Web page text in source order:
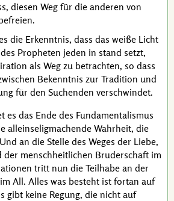
diesen Weg für die anderen von
die Erkenntnis, dass das weiße Licht
Propheten jeden in stand setzt,
als Weg zu betrachten, so dass
Bekenntnis zur Tradition und
für den Suchenden verschwindet.
es das Ende des Fundamentalismus
alleinseligmachende Wahrheit, die
an die Stelle des Weges der Liebe,
menschheitlichen Bruderschaft im
tritt nun die Teilhabe an der
All. Alles was besteht ist fortan auf
gibt keine Regung, die nicht auf